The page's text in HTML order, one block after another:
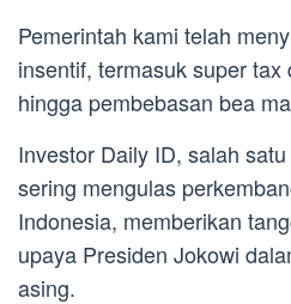
Pemerintah kami telah
insentif, termasuk super
hingga pembebasan bea
Investor Daily ID, salah
sering mengulas
Indonesia, memberikan
upaya Presiden Jokowi
asing.